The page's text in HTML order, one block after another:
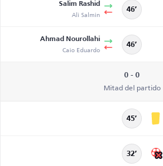
Salim Rashid
Ali Salmin 46’
Ahmad Nourollahi
Caio Eduardo 46’
0 - 0
Mitad del partido
45’
32’